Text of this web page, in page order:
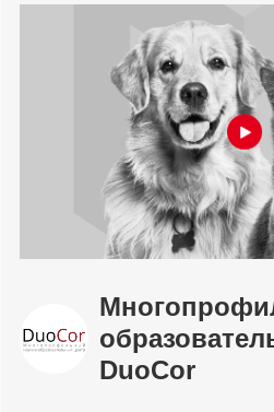
DuoCor